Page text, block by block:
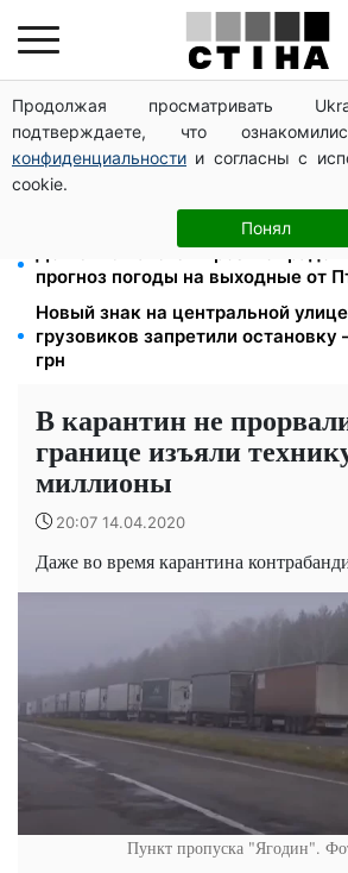
Продолжая просматривать
подтверждаете, что
конфиденциальности и согласны с
cookie.
Понял
Метро будет принимать киевлян
палаток: Бондаренко назвал
Фейковые сайты сервисных
мошенники выманивают деньги у
выездом за границу
До +37°C на юге и грозы с градом
прогноз погоды на выходные от
Новый знак на центральной
грузовиков запретили
грн
В карантин не
границе изъяли
миллионы
20:07 14.04.2020
Даже во время карантина
Пункт пропуска "Ягодин".